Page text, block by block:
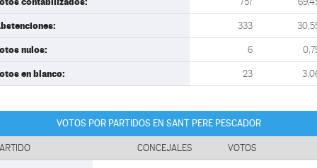
333
nulos: 6
en blanco: 23
VOTOS POR PARTIDOS EN SANT PERE PESCADOR
CONCEJALES VOTOS